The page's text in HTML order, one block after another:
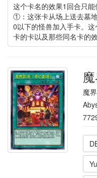
这个卡名的效果1回合只能
①：这张卡从场上送去墓
0以下的怪兽加入手卡。
卡的卡以及那些同名卡的效
魔